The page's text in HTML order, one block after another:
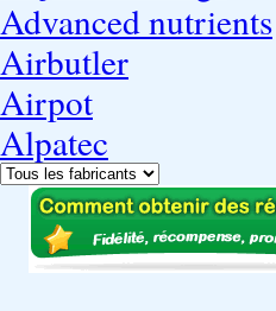
Advanced nutrients
Airbutler
Airpot
Alpatec